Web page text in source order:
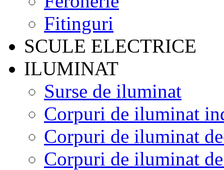
Fitinguri
SCULE ELECTRICE
ILUMINAT
Surse de iluminat
Corpuri de iluminat
Corpuri de iluminat
Corpuri de iluminat